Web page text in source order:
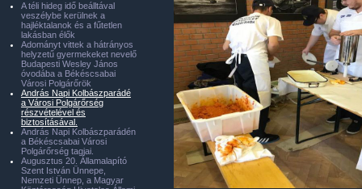
A téli hideg idő beálltával
veszélybe kerülnek a
hajléktalanok és a fűtetlen
lakásban élők
Adományt vittek a hátrányos
helyzetű gyermekeket nevelő
Budapesti Wesley János
óvodába a Békéscsabai
Városi Polgárőrök
András Napi Kolbászparádé
a Városi Polgárőrség
részvételével és
biztosításával.
András Napi Kolbászparádén
a Békéscsabai Városi
Polgárőrség tagjai.
Augusztus 20. Államalapító
Szent István Ünnepe,
Nemzeti Ünnep, a Magyar